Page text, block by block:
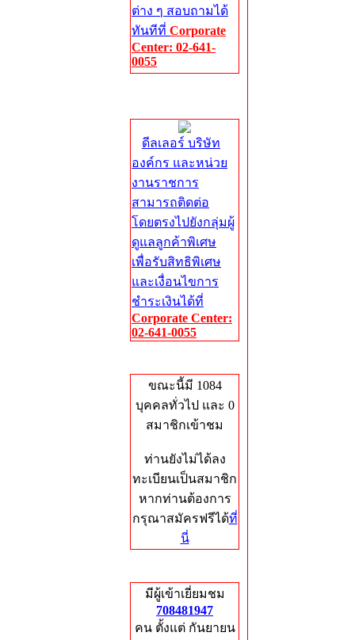
ต่าง ๆ สอบถามได้
ทันทีที่ Corporate
Center: 02-641-
0055
ดีลเลอร์ บริษัท
องค์กร และหน่วย
งานราชการ
สามารถติดต่อ
โดยตรงไปยังกลุ่มผู้
ดูแลลูกค้าพิเศษ
เพื่อรับสิทธิพิเศษ
และเงื่อนไขการ
ชำระเงินได้ที่
Corporate Center:
02-641-0055
ขณะนี้มี 1084
บุคคลทั่วไป และ 0
สมาชิกเข้าชม
ท่านยังไม่ได้ลง
ทะเบียนเป็นสมาชิก
หากท่านต้องการ
กรุณาสมัครฟรีได้ที่
นี่
มีผู้เข้าเยี่ยมชม
708481947
คน ตั้งแต่ กันยายน